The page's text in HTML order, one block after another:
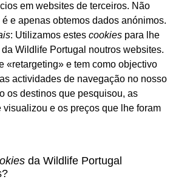
em websites de terceiros. Não
e apenas obtemos dados anónimos.
: Utilizamos estes cookies para lhe
Wildlife Portugal noutros websites.
«retargeting» e tem como objectivo
actividades de navegação no nosso
os destinos que pesquisou, as
visualizou e os preços que lhe foram
da Wildlife Portugal